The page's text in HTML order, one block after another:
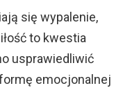
się wypalenie,
to kwestia
usprawiedliwić
emocjonalnej